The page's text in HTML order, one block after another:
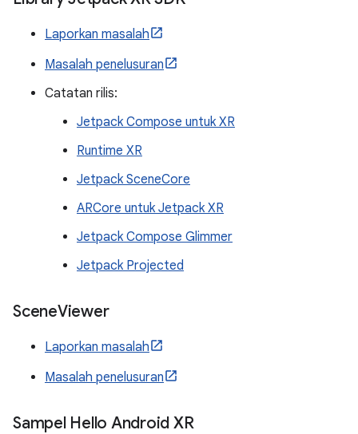
Laporkan masalah
Masalah penelusuran
Catatan rilis:
Jetpack Compose untuk XR
Runtime XR
Jetpack SceneCore
ARCore untuk Jetpack XR
Jetpack Compose Glimmer
Jetpack Projected
SceneViewer
Laporkan masalah
Masalah penelusuran
Sampel Hello Android XR